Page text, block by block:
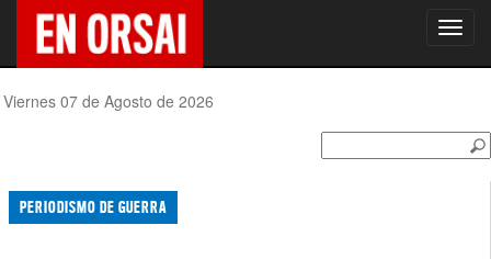
Viernes 07 de Agosto de 2026
PERIODISMO DE GUERRA